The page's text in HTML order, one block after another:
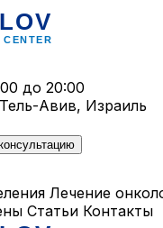
до 20:00
Авив, Израиль
Лечение
Статьи Контакты